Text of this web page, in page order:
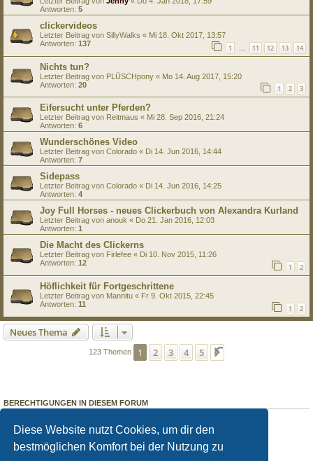
Diese Website nutzt Cookies, um dir den
bestmöglichen Komfort bei der Nutzung zu
Antworten: 5
clickervideos
Letzter Beitrag von SillyWalks « Mi 18. Okt 2017, 13:57
Antworten: 137 1 … 11 12 13 14
Nichts tun?
Letzter Beitrag von PLÜSCHpony « Mo 14. Aug 2017, 15:20
Antworten: 20 1 2 3
Eifersucht unter Pferden?
Letzter Beitrag von Reitmaus « Mi 28. Sep 2016, 21:24
Antworten: 6
Wunderschönes Video
Letzter Beitrag von Colorado « Di 14. Jun 2016, 14:44
Antworten: 7
Sidepass
Letzter Beitrag von Colorado « Di 14. Jun 2016, 14:25
Antworten: 4
Joy Full Horses - neues Clickerbuch von Alexandra Kurland
Letzter Beitrag von anouk « Do 21. Jan 2016, 12:03
Antworten: 1
Die Macht des Clickerns
Letzter Beitrag von Firlefee « Di 10. Nov 2015, 11:26
Antworten: 12 1 2
Höflichkeit für Fortgeschrittene
Letzter Beitrag von Mannitu « Fr 9. Okt 2015, 22:45
Antworten: 11 1 2
Neues Thema
123 Themen 1 2 3 4 5
BERECHTIGUNGEN IN DIESEM FORUM
Du darfst keineAntworten zu Themen in diesem Forum erstellen.
Du darfst deine Beiträge in diesem Forumnichtändern.
Du darfst deine Beiträge in diesem Forum nicht löschen.
keine